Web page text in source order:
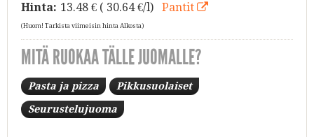
Hinta: 13.48€ ( 30.64 €/l) Pantit
(Huom! Tarkista viimeisin hinta Alkosta)
MITÄ RUOKAA TÄLLE JUOMALLE?
Pasta ja pizza Pikkusuolaiset
Seurustelujuoma